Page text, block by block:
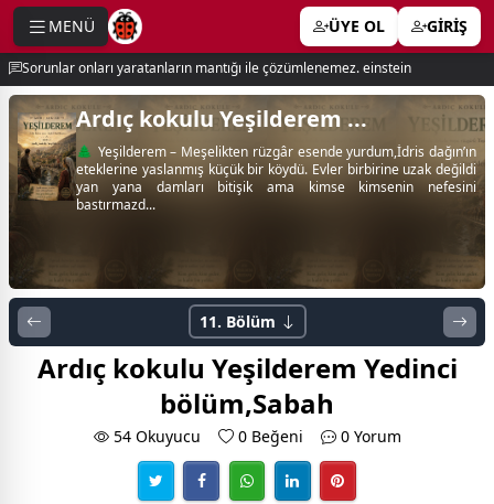
MENÜ ÜYE OL GİRİŞ
Sorunlar onları yaratanların mantığı ile çözümlenemez. einstein
Ardıç kokulu Yeşilderem ...
🌲 Yeşilderem – Meşelikten rüzgâr esende yurdum,İdris dağın’ın
eteklerine yaslanmış küçük bir köydü. Evler birbirine uzak değildi
yan yana damları bitişik ama kimse kimsenin nefesini
bastırmazd...
11. Bölüm
Ardıç kokulu Yeşilderem Yedinci
bölüm,Sabah
54 Okuyucu 0Beğeni 0 Yorum
menu